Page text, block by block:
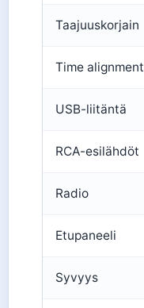
Taajuuskorjain
Time alignment
USB-liitäntä
RCA-esilähdöt
Radio
Etupaneeli
Syvyys